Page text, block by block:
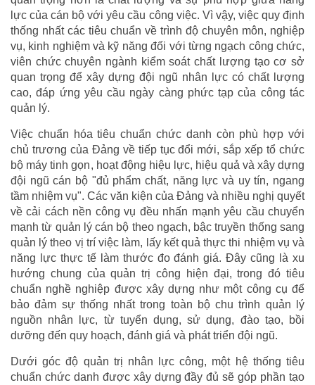
lực của cán bộ với yêu cầu công việc. Vì vậy, việc quy định
thống nhất các tiêu chuẩn về trình độ chuyên môn, nghiệp
vụ, kinh nghiệm và kỹ năng đối với từng ngạch công chức,
viên chức chuyên ngành kiểm soát chất lượng tạo cơ sở
quan trọng để xây dựng đội ngũ nhân lực có chất lượng
cao, đáp ứng yêu cầu ngày càng phức tạp của công tác
quản lý.
Việc chuẩn hóa tiêu chuẩn chức danh còn phù hợp với
chủ trương của Đảng về tiếp tục đổi mới, sắp xếp tổ chức
bộ máy tinh gọn, hoạt động hiệu lực, hiệu quả và xây dựng
đội ngũ cán bộ "đủ phẩm chất, năng lực và uy tín, ngang
tầm nhiệm vụ". Các văn kiện của Đảng và nhiều nghị quyết
về cải cách nền công vụ đều nhấn mạnh yêu cầu chuyển
mạnh từ quản lý cán bộ theo ngạch, bậc truyền thống sang
quản lý theo vị trí việc làm, lấy kết quả thực thi nhiệm vụ và
năng lực thực tế làm thước đo đánh giá. Đây cũng là xu
hướng chung của quản trị công hiện đại, trong đó tiêu
chuẩn nghề nghiệp được xây dựng như một công cụ để
bảo đảm sự thống nhất trong toàn bộ chu trình quản lý
nguồn nhân lực, từ tuyển dụng, sử dụng, đào tạo, bồi
dưỡng đến quy hoạch, đánh giá và phát triển đội ngũ.
Dưới góc độ quản trị nhân lực công, một hệ thống tiêu
chuẩn chức danh được xây dựng đầy đủ sẽ góp phần tạo